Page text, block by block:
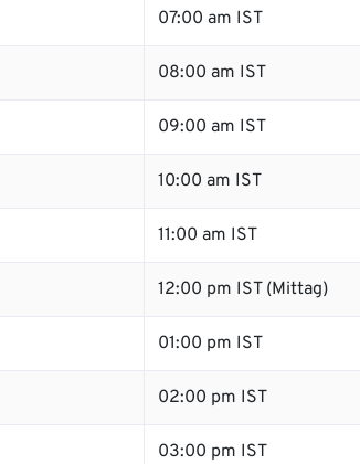
07:00 am IST
08:00 am IST
09:00 am IST
10:00 am IST
11:00 am IST
12:00 pm IST (Mittag)
01:00 pm IST
02:00 pm IST
03:00 pm IST